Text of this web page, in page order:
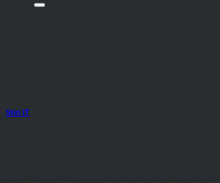
Stiri IT